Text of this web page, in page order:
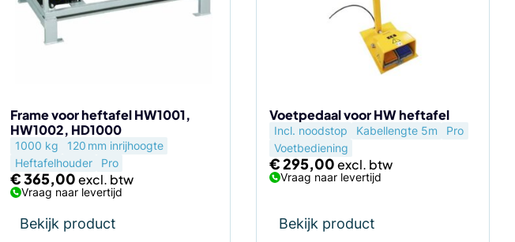
Frame voor heftafel HW1001,
HW1002, HD1000
1000 kg
120 mm inrijhoogte
Heftafelhouder
Pro
€365,00
Vraag naar levertijd
Bekijk product
Voetpedaal voor HW heftafel
Incl. noodstop Kabellengte 5m
Pro
Voetbediening
€295,00
Vraag naar levertijd
Bekijk product